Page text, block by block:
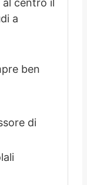
centro il
a
ben
di